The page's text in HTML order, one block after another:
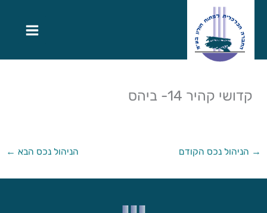
קדושי קהיר 14- ביהס
→ הניהול נכס הקודם הניהול נכס הבא ←